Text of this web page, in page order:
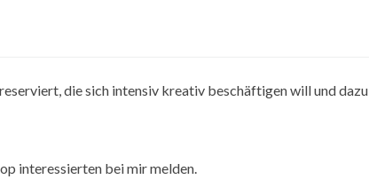
die sich intensiv kreativ beschäftigen will und dazu
interessierten bei mir melden.